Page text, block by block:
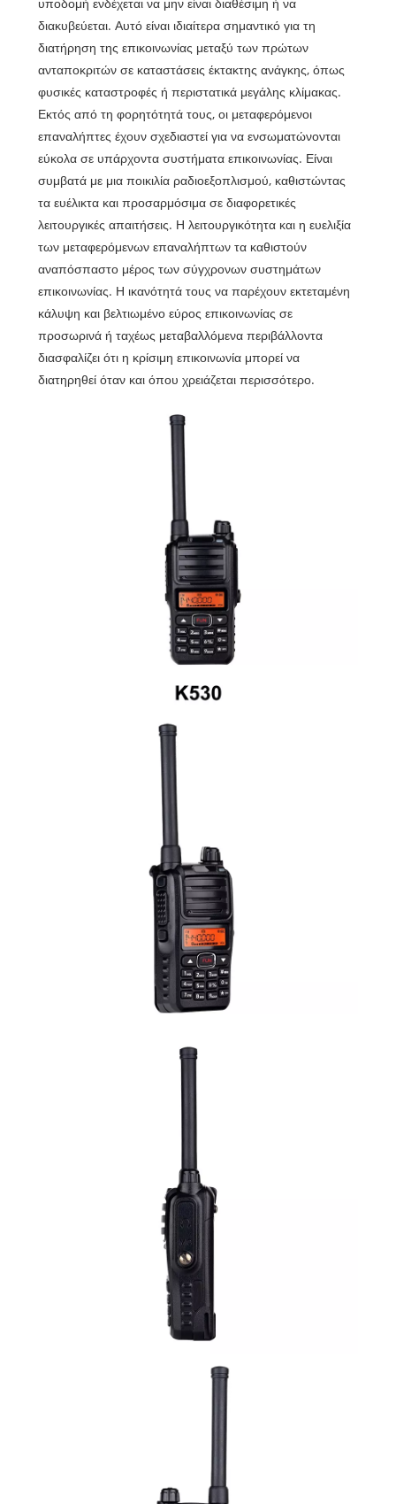
διακυβεύεται. Αυτό είναι ιδιαίτερα σημαντικό για τη
διατήρηση της επικοινωνίας μεταξύ των πρώτων
ανταποκριτών σε καταστάσεις έκτακτης ανάγκης, όπως
φυσικές καταστροφές ή περιστατικά μεγάλης κλίμακας.
Εκτός από τη φορητότητά τους, οι μεταφερόμενοι
επαναλήπτες έχουν σχεδιαστεί για να ενσωματώνονται
εύκολα σε υπάρχοντα συστήματα επικοινωνίας. Είναι
συμβατά με μια ποικιλία ραδιοεξοπλισμού, καθιστώντας
τα ευέλικτα και προσαρμόσιμα σε διαφορετικές
λειτουργικές απαιτήσεις. Η λειτουργικότητα και η ευελιξία
των μεταφερόμενων επαναλήπτων τα καθιστούν
αναπόσπαστο μέρος των σύγχρονων συστημάτων
επικοινωνίας. Η ικανότητά τους να παρέχουν εκτεταμένη
κάλυψη και βελτιωμένο εύρος επικοινωνίας σε
προσωρινά ή ταχέως μεταβαλλόμενα περιβάλλοντα
διασφαλίζει ότι η κρίσιμη επικοινωνία μπορεί να
διατηρηθεί όταν και όπου χρειάζεται περισσότερο.